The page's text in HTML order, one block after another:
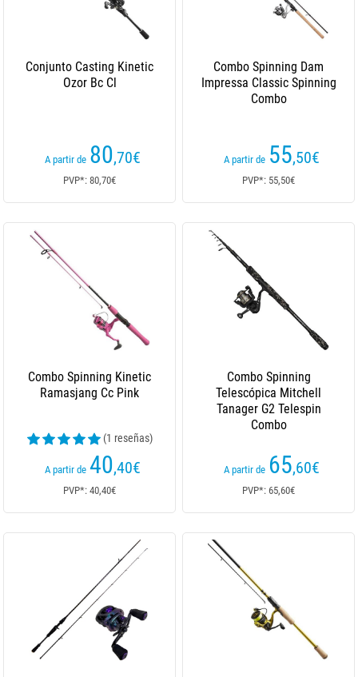
Conjunto Casting Kinetic
Ozor Bc Cl
A partir de 80,70€
PVP*: 80,70€
Combo Spinning Dam
Impressa Classic Spinning
Combo
A partir de 55,50€
PVP*: 55,50€
Combo Spinning Kinetic
Ramasjang Cc Pink
(1 reseñas)
A partir de 40,40€
PVP*: 40,40€
Combo Spinning
Telescópica Mitchell
Tanager G2 Telespin
Combo
A partir de 65,60€
PVP*: 65,60€